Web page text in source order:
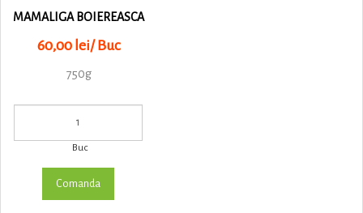
MAMALIGA BOIEREASCA
60,00 lei/ Buc
750g
Buc